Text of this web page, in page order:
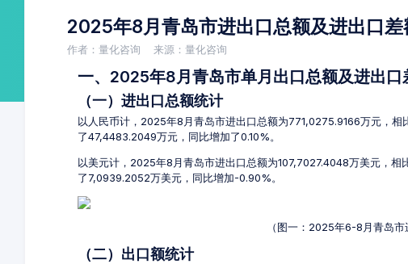
2025年8月青岛市进出口总额及进出口差
作者：量化咨询 来源：量化咨询
一、2025年8月青岛市单月出口总额及进出口
（一）进出口总额统计
以人民币计，2025年8月青岛市进出口总额为771,0275.9166万元，
了47,4483.2049万元，同比增加了0.10%。
以美元计，2025年8月青岛市进出口总额为107,7027.4048万美元，
了7,0939.2052万美元，同比增加-0.90%。
（图一：2025年6-8月青岛市
（二）出口额统计